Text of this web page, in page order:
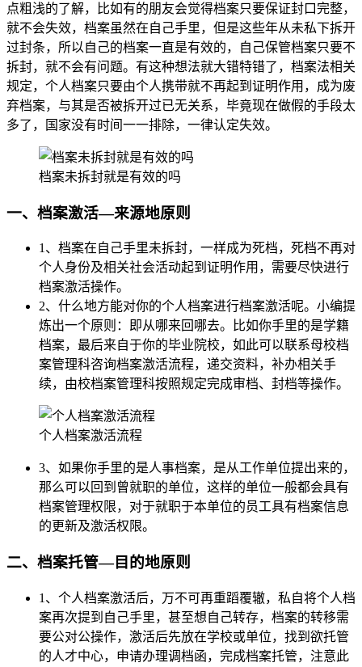
点粗浅的了解，比如有的朋友会觉得档案只要保证封口完整，
就不会失效，档案虽然在自己手里，但是这些年从未私下拆开
过封条，所以自己的档案一直是有效的，自己保管档案只要不
拆封，就不会有问题。有这种想法就大错特错了，档案法相关
规定，个人档案只要由个人携带就不再起到证明作用，成为废
弃档案，与其是否被拆开过已无关系，毕竟现在做假的手段太
多了，国家没有时间一一排除，一律认定失效。
档案未拆封就是有效的吗
一、档案激活—来源地原则
1、档案在自己手里未拆封，一样成为死档，死档不再对
个人身份及相关社会活动起到证明作用，需要尽快进行
档案激活操作。
2、什么地方能对你的个人档案进行档案激活呢。小编提
炼出一个原则：即从哪来回哪去。比如你手里的是学籍
档案，最后来自于你的毕业院校，如此可以联系母校档
案管理科咨询档案激活流程，递交资料，补办相关手
续，由校档案管理科按照规定完成审档、封档等操作。
个人档案激活流程
3、如果你手里的是人事档案，是从工作单位提出来的，
那么可以回到曾就职的单位，这样的单位一般都会具有
档案管理权限，对于就职于本单位的员工具有档案信息
的更新及激活权限。
二、档案托管—目的地原则
1、个人档案激活后，万不可再重蹈覆辙，私自将个人档
案再次提到自己手里，甚至想自己转存，档案的转移需
要公对公操作，激活后先放在学校或单位，找到欲托管
的人才中心，申请办理调档函，完成档案托管，注意此